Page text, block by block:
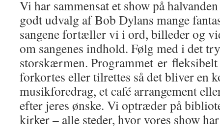
Vi har sammensat et show på
godt udvalg af Bob Dylans mange
sangene fortæller vi i ord, billeder og
om sangenes indhold. Følg med i det
storskærmen. Programmet er fleksibelt
forkortes eller tilrettes så det bliver en
musikforedrag, et café arrangement
efter jeres ønske. Vi optræder på
kirker – alle steder, hvor vores show